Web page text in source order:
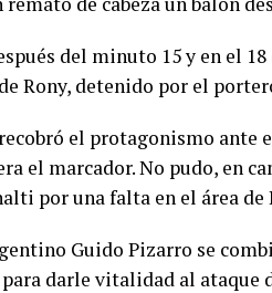
del minuto 15 y en el
Rony, detenido por el
el protagonismo
el marcador. No pudo, en
por una falta en el área de
Guido Pizarro se
darle vitalidad al ataque